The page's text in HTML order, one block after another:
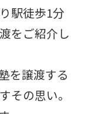
駅徒歩1分
をご紹介し
を譲渡する
その思い。